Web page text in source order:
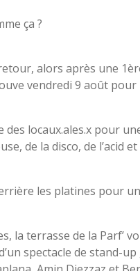
ça ?
alors après une
vendredi 9 août pour
locaux.ales.x pour
de la disco, de l’acid
les platines pour
terrasse de la Parf’
spectacle de stand-